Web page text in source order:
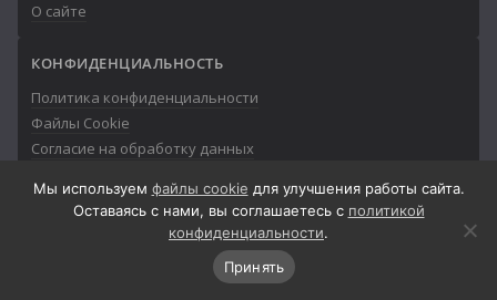
О сайте
КОНФИДЕНЦИАЛЬНОСТЬ
Политика конфиденциальности
Файлы Cookie
Согласие на обработку данных
© 2013-2026Айтишник
Мы используем файлы cookie для улучшения работы сайта.
Оставаясь с нами, вы соглашаетесь с политикой
конфиденциальности.
Принять